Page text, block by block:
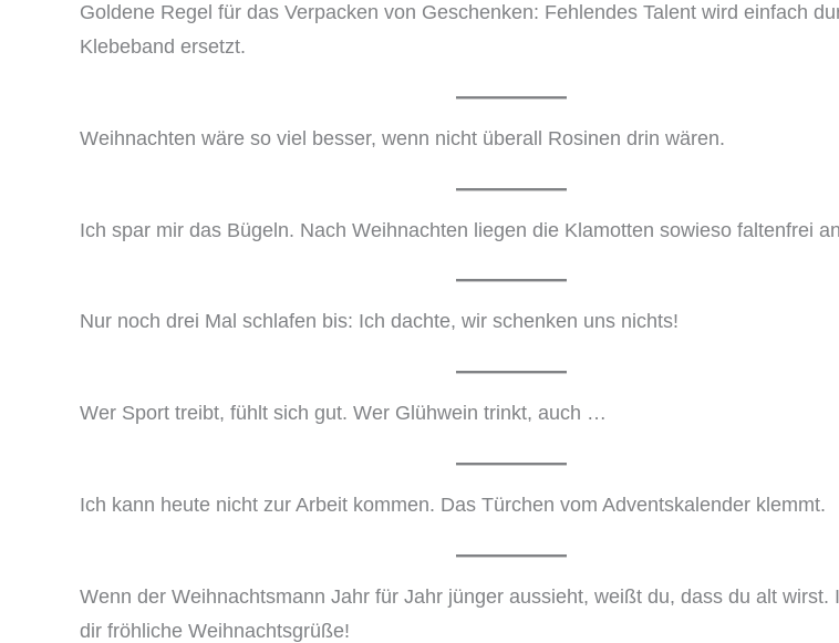
Goldene Regel für das Verpacken von Geschenken: Fehlendes Talent wird einfach
Klebeband ersetzt.
Weihnachten wäre so viel besser, wenn nicht überall Rosinen drin wären.
Ich spar mir das Bügeln. Nach Weihnachten liegen die Klamotten sowieso faltenfrei
Nur noch drei Mal schlafen bis: Ich dachte, wir schenken uns nichts!
Wer Sport treibt, fühlt sich gut. Wer Glühwein trinkt, auch …
Ich kann heute nicht zur Arbeit kommen. Das Türchen vom Adventskalender klemmt.
Wenn der Weihnachtsmann Jahr für Jahr jünger aussieht, weißt du, dass du alt wirst.
dir fröhliche Weihnachtsgrüße!